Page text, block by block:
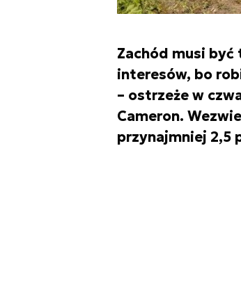
Zachód musi
interesów, bo
– ostrzeże w
Cameron.
przynajmniej 2,5